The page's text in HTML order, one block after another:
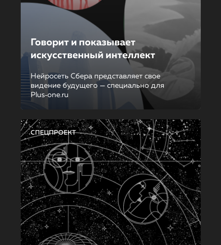
Говорит и показывает
искусственный интеллект
Нейросеть Сбера представляет свое
видение будущего — специально для
Plus‑one.ru
СПЕЦПРОЕКТ